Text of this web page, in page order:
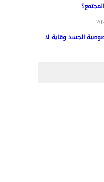
الجسد وقاية لا